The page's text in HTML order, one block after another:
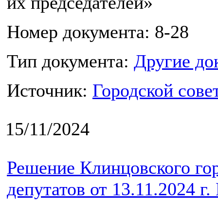
Номер документа: 8-28
Тип документа: Другие
Источник: Городской
15/11/2024
Решение Клинцовского
депутатов от 13.11.2024